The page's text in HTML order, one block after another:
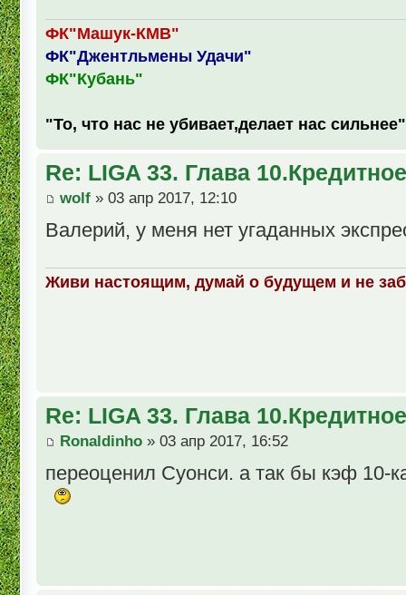
ФК"Машук-КМВ"
ФК"Джентльмены Удачи"
ФК"Кубань"
"То, что нас не убивает,делает нас сильнее"
Re: LIGA 33. Глава
wolf » 03 апр 2017, 12:10
Валерий, у меня нет угаданных
Живи настоящим, думай о будущем и не
Re: LIGA 33. Глава
Ronaldinho » 03 апр 2017, 16:52
переоценил Суонси. а так бы кэф 10-